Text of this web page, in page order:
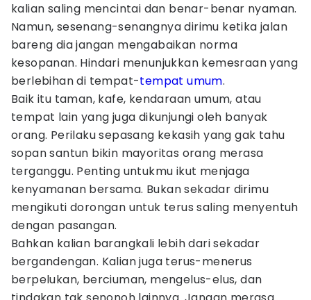
kalian saling mencintai dan benar-benar nyaman.
Namun, sesenang-senangnya dirimu ketika jalan
bareng dia jangan mengabaikan norma
kesopanan. Hindari menunjukkan kemesraan yang
berlebihan di tempat-tempat umum.
Baik itu taman, kafe, kendaraan umum, atau
tempat lain yang juga dikunjungi oleh banyak
orang. Perilaku sepasang kekasih yang gak tahu
sopan santun bikin mayoritas orang merasa
terganggu. Penting untukmu ikut menjaga
kenyamanan bersama. Bukan sekadar dirimu
mengikuti dorongan untuk terus saling menyentuh
dengan pasangan.
Bahkan kalian barangkali lebih dari sekadar
bergandengan. Kalian juga terus-menerus
berpelukan, berciuman, mengelus-elus, dan